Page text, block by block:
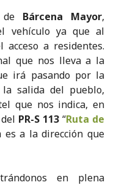
de Bárcena Mayor,
vehículo ya que al
a residentes.
que nos lleva a la
irá pasando por la
salida del pueblo,
que nos indica, en
PR-S 113 “Ruta de
es a la dirección que
en plena